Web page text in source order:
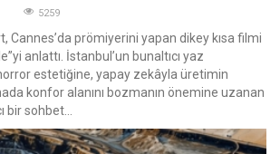
5259
Cannes’da prömiyerini yapan dikey kısa filmi
anlattı. İstanbul’un bunaltıcı yaz
estetiğine, yapay zekâyla üretimin
konfor alanını bozmanın önemine uzanan
bir sohbet…